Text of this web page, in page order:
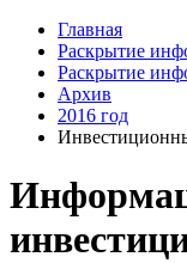
Главная
Раскрытие
Раскрытие
Архив
2016 год